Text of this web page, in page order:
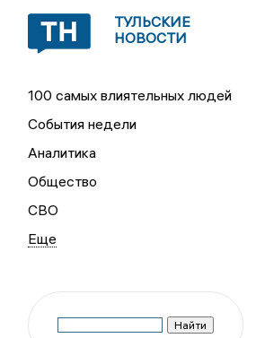
ТУЛЬСКИЕ
НОВОСТИ
100 самых влиятельных людей
События недели
Аналитика
Общество
СВО